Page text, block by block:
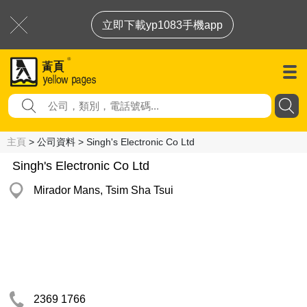
立即下載yp1083手機app
主頁 > 公司資料 > Singh's Electronic Co Ltd
Singh's Electronic Co Ltd
Mirador Mans, Tsim Sha Tsui
2369 1766